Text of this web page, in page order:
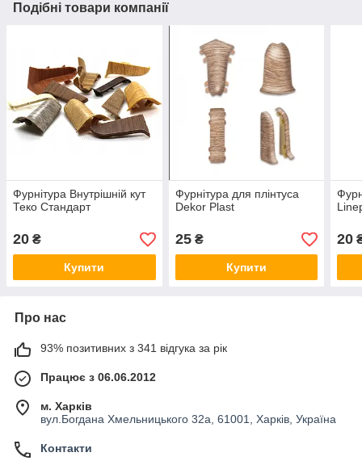
Подібні товари компанії
Фурнітура Внутрішній кут
Теко Стандарт
20 ₴
Купити
Фурнітура для плінтуса
Dekor Plast
25₴
Купити
20
Про нас
93% позитивних з 341 відгука за рік
Працює з 06.06.2012
м. Харків
вул.Богдана Хмельницького 32а, 61001, Харків, Україна
Контакти